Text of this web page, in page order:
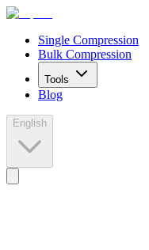
Single Compression
Bulk Compression
Tools
Blog
English